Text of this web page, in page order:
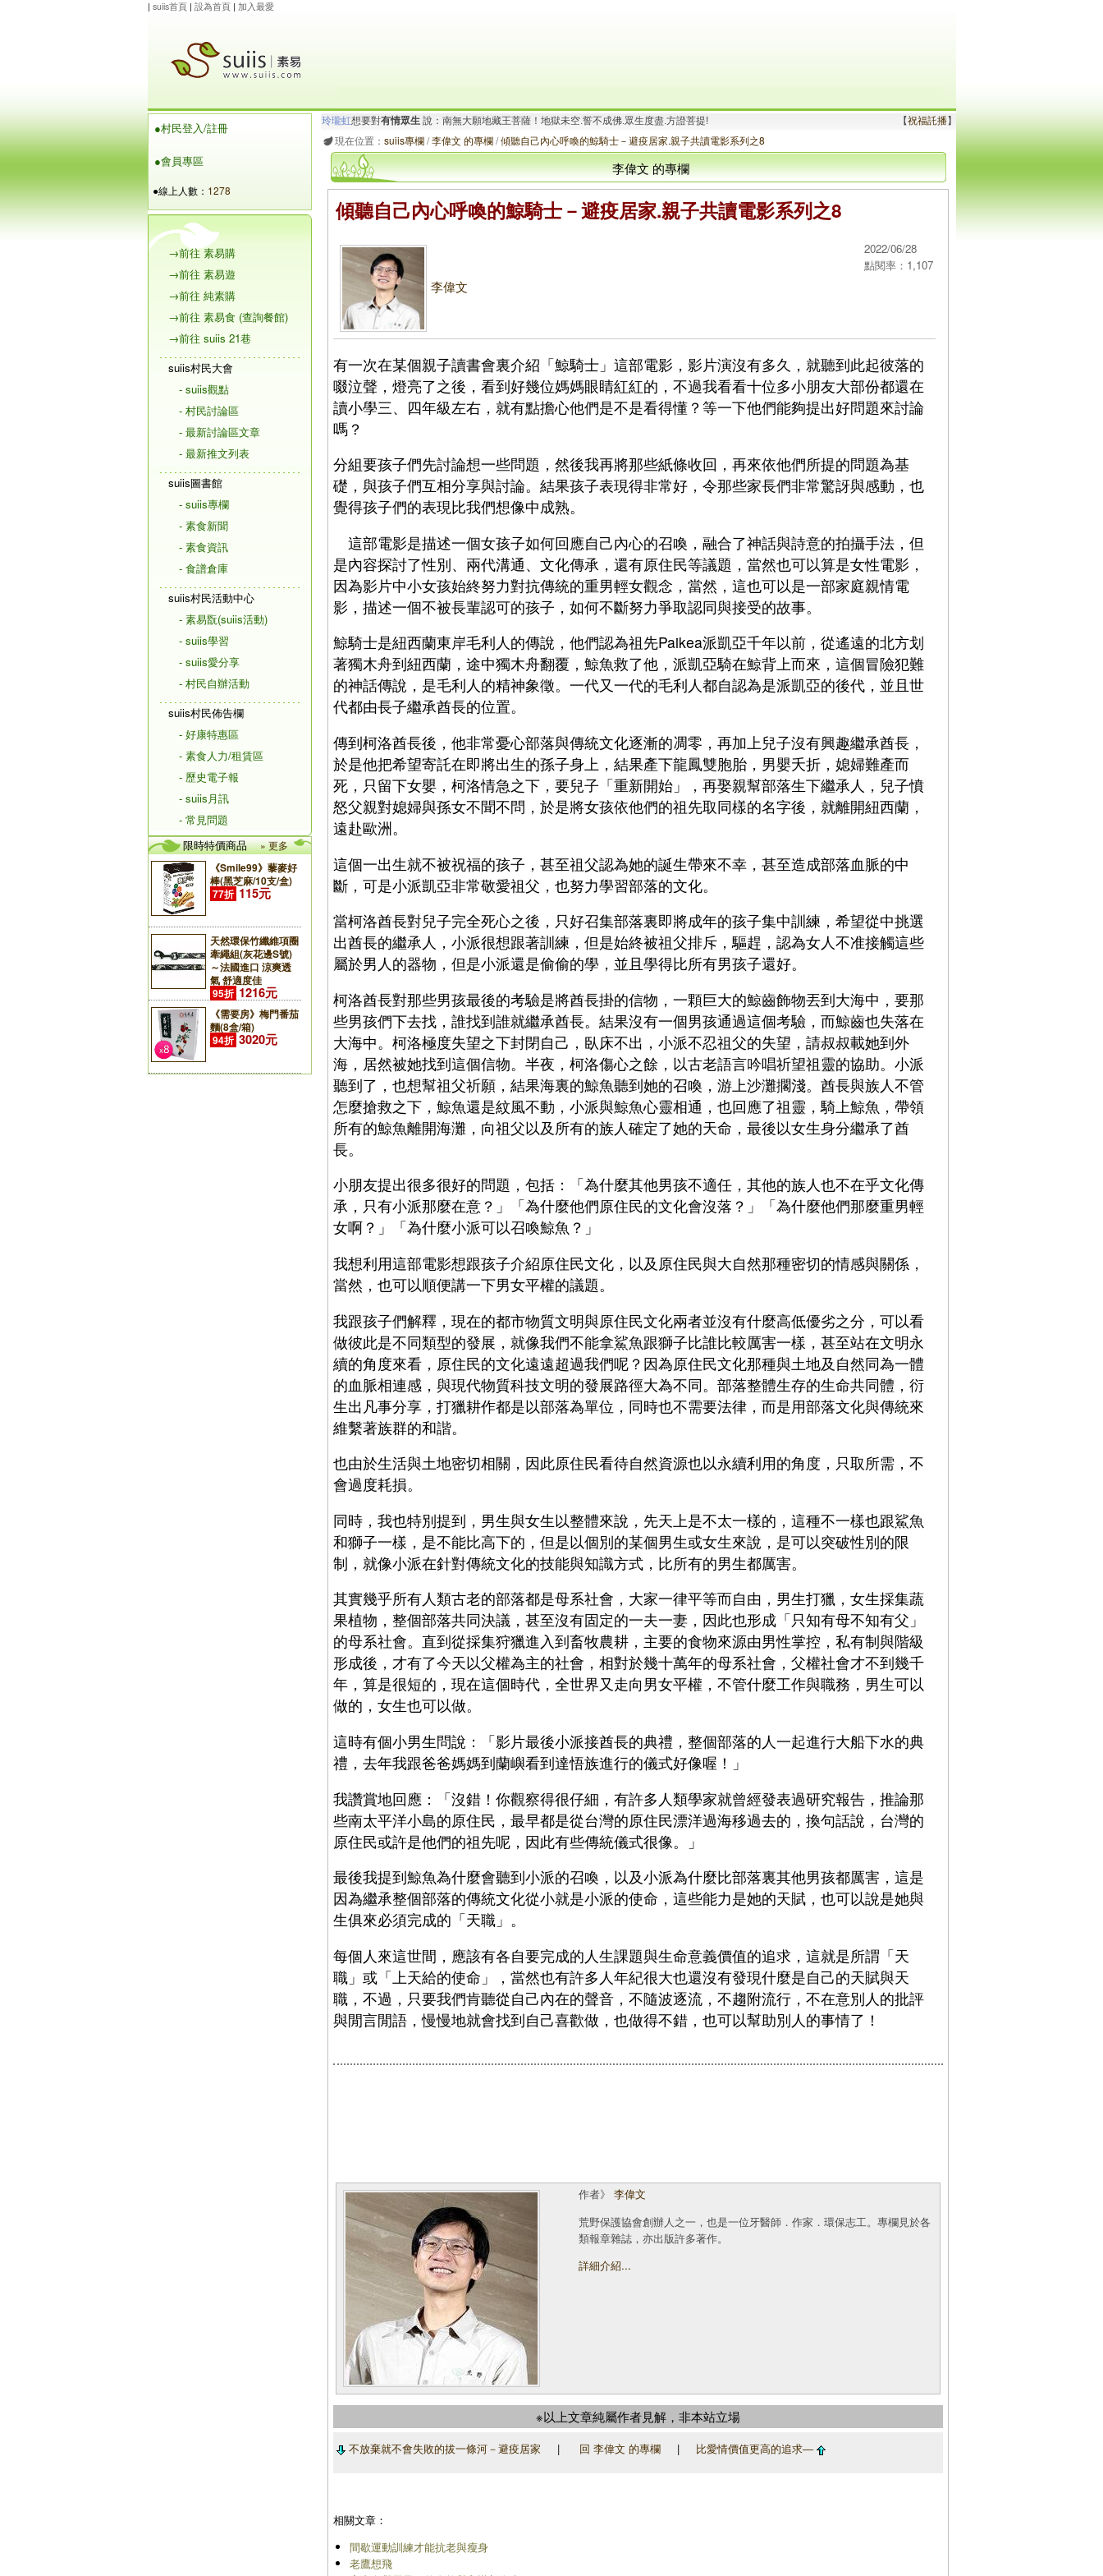
| suiis首頁| 設為首頁| 加入最愛
●村民登入/註冊
●會員專區
●線上人數： 1278
→前往 素易購
→前往 素易遊
→前往 純素購
→前往 素易食 (查詢餐館)
→前往 suiis 21巷
suiis村民大會
- suiis觀點
- 村民討論區
- 最新討論區文章
- 最新推文列表
suiis圖書館
- suiis專欄
- 素食新聞
- 素食資訊
- 食譜倉庫
suiis村民活動中心
- 素易翫(suiis活動)
- suiis學習
- suiis愛分享
- 村民自辦活動
suiis村民佈告欄
- 好康特惠區
- 素食人力/租賃區
- 歷史電子報
- suiis月訊
- 常見問題
限時特價商品
» 更多
《Smile99》藜麥好
棒(黑芝麻/10支/盒)
77折 115元
天然環保竹纖維項圈
牽繩組(灰花邊S號)
～法國進口 涼爽透
氣 舒適度佳
95折 1216元
《需要房》梅門番茄
麵(8盒/箱)
94折 3020元
maysnow...想要對有情眾生說：阿彌陀佛！一切有為法.如夢幻泡影.如露亦如電.應作如是觀!
玲瓏虹想要對有情眾生 說：南無大願地藏王菩薩！地獄未空.誓不成佛.眾生度盡.方證菩提! 【祝福託播】
現在位置： suiis專欄/李偉文 的專欄/傾聽自己內心呼喚的鯨騎士－避疫居家.親子共讀電影系列之8
李偉文 的專欄
傾聽自己內心呼喚的鯨騎士－避疫居家.親子共讀電影系列之8
李偉文
2022/06/28
點閱率：1,107
有一次在某個親子讀書會裏介紹「鯨騎士」這部電影，影片演沒有多久，就聽到此起彼落的
啜泣聲，燈亮了之後，看到好幾位媽媽眼睛紅紅的，不過我看看十位多小朋友大部份都還在
讀小學三、四年級左右，就有點擔心他們是不是看得懂？等一下他們能夠提出好問題來討論
嗎？
分組要孩子們先討論想一些問題，然後我再將那些紙條收回，再來依他們所提的問題為基
礎，與孩子們互相分享與討論。結果孩子表現得非常好，令那些家長們非常驚訝與感動，也
覺得孩子們的表現比我們想像中成熟。
這部電影是描述一個女孩子如何回應自己內心的召喚，融合了神話與詩意的拍攝手法，但
是內容探討了性別、兩代溝通、文化傳承，還有原住民等議題，當然也可以算是女性電影，
因為影片中小女孩始終努力對抗傳統的重男輕女觀念，當然，這也可以是一部家庭親情電
影，描述一個不被長輩認可的孩子，如何不斷努力爭取認同與接受的故事。
鯨騎士是紐西蘭東岸毛利人的傳說，他們認為祖先Paikea派凱亞千年以前，從遙遠的北方划
著獨木舟到紐西蘭，途中獨木舟翻覆，鯨魚救了他，派凱亞騎在鯨背上而來，這個冒險犯難
的神話傳說，是毛利人的精神象徵。一代又一代的毛利人都自認為是派凱亞的後代，並且世
代都由長子繼承酋長的位置。
傳到柯洛酋長後，他非常憂心部落與傳統文化逐漸的凋零，再加上兒子沒有興趣繼承酋長，
於是他把希望寄託在即將出生的孫子身上，結果產下龍鳳雙胞胎，男嬰夭折，媳婦難產而
死，只留下女嬰，柯洛情急之下，要兒子「重新開始」，再娶親幫部落生下繼承人，兒子憤
怒父親對媳婦與孫女不聞不問，於是將女孩依他們的祖先取同樣的名字後，就離開紐西蘭，
遠赴歐洲。
這個一出生就不被祝福的孩子，甚至祖父認為她的誕生帶來不幸，甚至造成部落血脈的中
斷，可是小派凱亞非常敬愛祖父，也努力學習部落的文化。
當柯洛酋長對兒子完全死心之後，只好召集部落裏即將成年的孩子集中訓練，希望從中挑選
出酋長的繼承人，小派很想跟著訓練，但是始終被祖父排斥，驅趕，認為女人不准接觸這些
屬於男人的器物，但是小派還是偷偷的學，並且學得比所有男孩子還好。
柯洛酋長對那些男孩最後的考驗是將酋長掛的信物，一顆巨大的鯨齒飾物丟到大海中，要那
些男孩們下去找，誰找到誰就繼承酋長。結果沒有一個男孩通過這個考驗，而鯨齒也失落在
大海中。柯洛極度失望之下封閉自己，臥床不出，小派不忍祖父的失望，請叔叔載她到外
海，居然被她找到這個信物。半夜，柯洛傷心之餘，以古老語言吟唱祈望祖靈的協助。小派
聽到了，也想幫祖父祈願，結果海裏的鯨魚聽到她的召喚，游上沙灘擱淺。酋長與族人不管
怎麼搶救之下，鯨魚還是紋風不動，小派與鯨魚心靈相通，也回應了祖靈，騎上鯨魚，帶領
所有的鯨魚離開海灘，向祖父以及所有的族人確定了她的天命，最後以女生身分繼承了酋
長。
小朋友提出很多很好的問題，包括：「為什麼其他男孩不適任，其他的族人也不在乎文化傳
承，只有小派那麼在意？」「為什麼他們原住民的文化會沒落？」「為什麼他們那麼重男輕
女啊？」「為什麼小派可以召喚鯨魚？」
我想利用這部電影想跟孩子介紹原住民文化，以及原住民與大自然那種密切的情感與關係，
當然，也可以順便講一下男女平權的議題。
我跟孩子們解釋，現在的都市物質文明與原住民文化兩者並沒有什麼高低優劣之分，可以看
做彼此是不同類型的發展，就像我們不能拿鯊魚跟獅子比誰比較厲害一樣，甚至站在文明永
續的角度來看，原住民的文化遠遠超過我們呢？因為原住民文化那種與土地及自然同為一體
的血脈相連感，與現代物質科技文明的發展路徑大為不同。部落整體生存的生命共同體，衍
生出凡事分享，打獵耕作都是以部落為單位，同時也不需要法律，而是用部落文化與傳統來
維繫著族群的和諧。
也由於生活與土地密切相關，因此原住民看待自然資源也以永續利用的角度，只取所需，不
會過度耗損。
同時，我也特別提到，男生與女生以整體來說，先天上是不太一樣的，這種不一樣也跟鯊魚
和獅子一樣，是不能比高下的，但是以個別的某個男生或女生來說，是可以突破性別的限
制，就像小派在針對傳統文化的技能與知識方式，比所有的男生都厲害。
其實幾乎所有人類古老的部落都是母系社會，大家一律平等而自由，男生打獵，女生採集蔬
果植物，整個部落共同決議，甚至沒有固定的一夫一妻，因此也形成「只知有母不知有父」
的母系社會。直到從採集狩獵進入到畜牧農耕，主要的食物來源由男性掌控，私有制與階級
形成後，才有了今天以父權為主的社會，相對於幾十萬年的母系社會，父權社會才不到幾千
年，算是很短的，現在這個時代，全世界又走向男女平權，不管什麼工作與職務，男生可以
做的，女生也可以做。
這時有個小男生問說：「影片最後小派接酋長的典禮，整個部落的人一起進行大船下水的典
禮，去年我跟爸爸媽媽到蘭嶼看到達悟族進行的儀式好像喔！」
我讚賞地回應：「沒錯！你觀察得很仔細，有許多人類學家就曾經發表過研究報告，推論那
些南太平洋小島的原住民，最早都是從台灣的原住民漂洋過海移過去的，換句話說，台灣的
原住民或許是他們的祖先呢，因此有些傳統儀式很像。」
最後我提到鯨魚為什麼會聽到小派的召喚，以及小派為什麼比部落裏其他男孩都厲害，這是
因為繼承整個部落的傳統文化從小就是小派的使命，這些能力是她的天賦，也可以說是她與
生俱來必須完成的「天職」。
每個人來這世間，應該有各自要完成的人生課題與生命意義價值的追求，這就是所謂「天
職」或「上天給的使命」，當然也有許多人年紀很大也還沒有發現什麼是自己的天賦與天
職，不過，只要我們肯聽從自己內在的聲音，不隨波逐流，不趨附流行，不在意別人的批評
與閒言閒語，慢慢地就會找到自己喜歡做，也做得不錯，也可以幫助別人的事情了！
作者》 李偉文
荒野保護協會創辦人之一，也是一位牙醫師．作家．環保志工。專欄見於各
類報章雜誌，亦出版許多著作。
詳細介紹...
※以上文章純屬作者見解，非本站立場
不放棄就不會失敗的拔一條河－避疫居家 | 回 李偉文 的專欄| 比愛情價值更高的追求―
相關文章：
間歇運動訓練才能抗老與瘦身
老鷹想飛